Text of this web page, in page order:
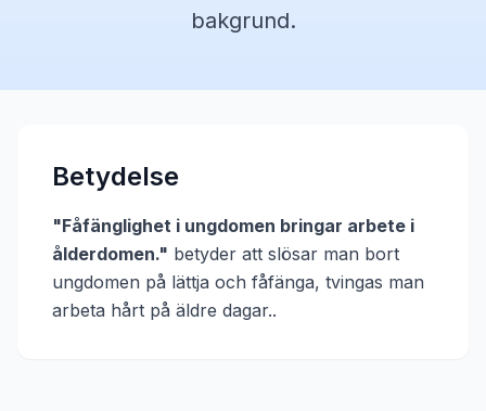
bakgrund.
Betydelse
"Fåfänglighet i ungdomen bringar arbete i
ålderdomen." betyder att slösar man bort
ungdomen på lättja och fåfänga, tvingas man
arbeta hårt på äldre dagar..